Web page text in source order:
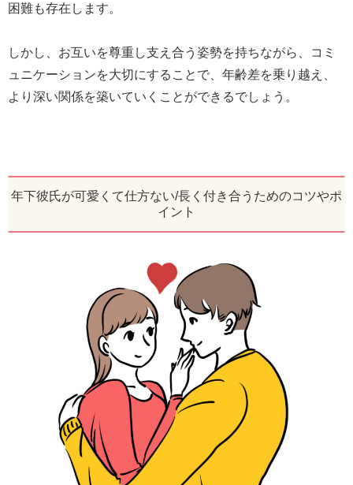
困難も存在します。
しかし、お互いを尊重し支え合う姿勢を持ちながら、コミ
ュニケーションを大切にすることで、年齢差を乗り越え、
より深い関係を築いていくことができるでしょう。
年下彼氏が可愛くて仕方ない/長く付き合うためのコツやポ
イント